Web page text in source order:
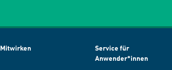
Mitwirken
Service für
Anwender*innen